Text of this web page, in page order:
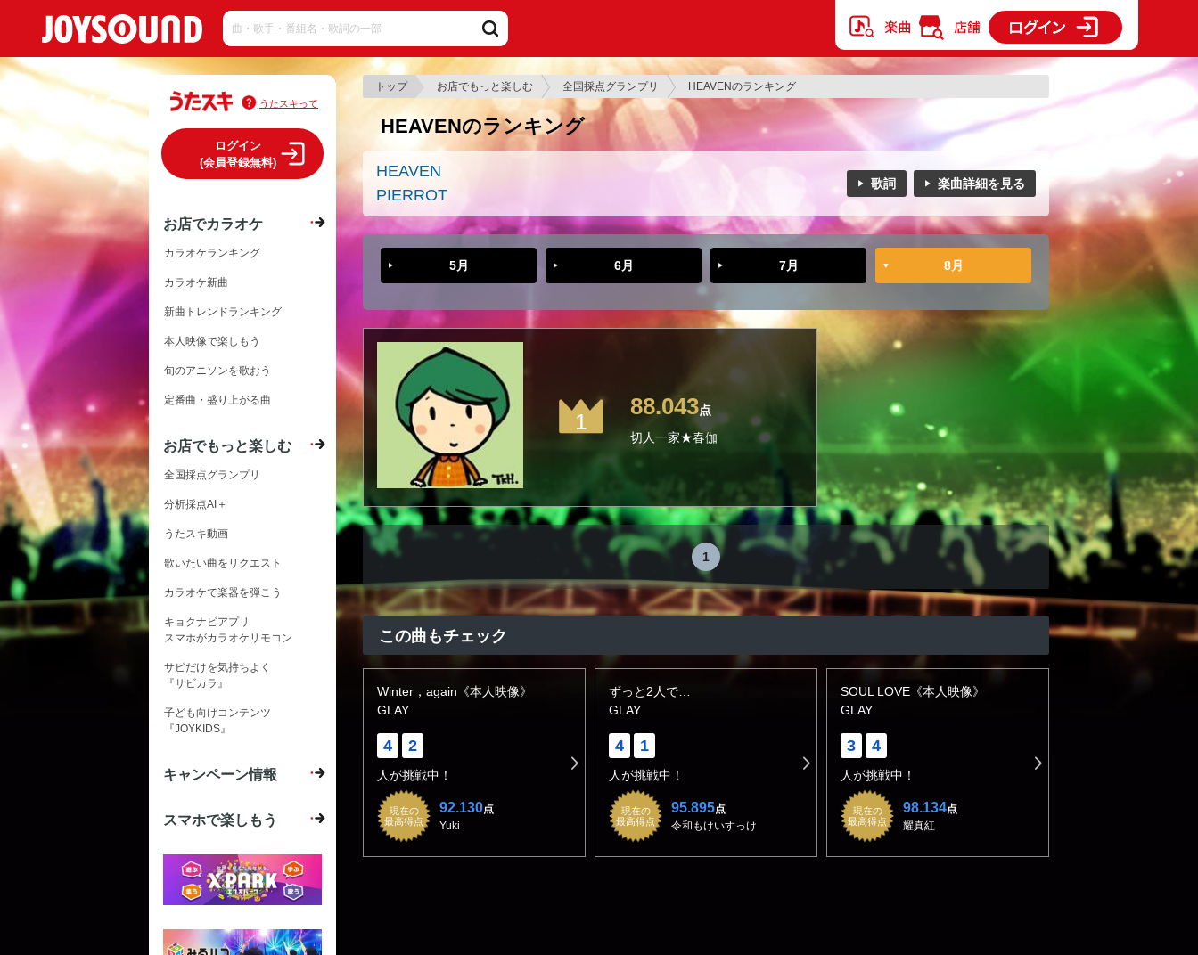
トップ お店でもっと楽しむ 全国採点グランプリ HEAVENのランキング
HEAVENのランキング
HEAVEN
PIERROT
歌詞 楽曲詳細を見る
5月 6月 7月 8月
1
88.043点
切人一家★春伽
1
この曲もチェック
Winter，again《本人映像》
GLAY
4 2
人が挑戦中！
現在の
最高得点
92.130点
Yuki
ずっと2人で…
GLAY
4 1
人が挑戦中！
現在の
最高得点
95.895点
令和もけいすっけ
SOUL LOVE《本人映像》
GLAY
3 4
人が挑戦中！
現在の
最高得点
98.134点
耀真紅
うたスキって
ログイン
(会員登録無料)
お店でカラオケ
カラオケランキング
カラオケ新曲
新曲トレンドランキング
本人映像で楽しもう
旬のアニソンを歌おう
定番曲・盛り上がる曲
お店でもっと楽しむ
全国採点グランプリ
分析採点AI＋
うたスキ動画
歌いたい曲をリクエスト
カラオケで楽器を弾こう
キョクナビアプリ
スマホがカラオケリモコン
サビだけを気持ちよく
『サビカラ』
子ども向けコンテンツ
『JOYKIDS』
キャンペーン情報
スマホで楽しもう